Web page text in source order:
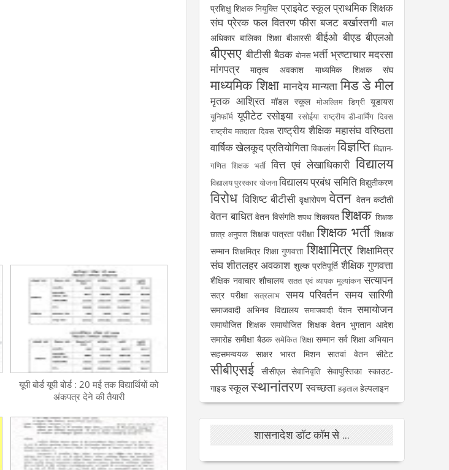
यूपी बोर्ड यूपी बोर्ड : 20 मई तक विद्यार्थियों को
अंकपत्र देने की तैयारी
प्रशिक्षु शिक्षक नियुक्ति प्राइवेट स्कूलप्राथमिक शिक्षक
संघ प्रेरक फल वितरण फीस बजट बर्खास्तगी बाल
अधिकार बालिका शिक्षा बीआरसी बीईओ बीएड बीएलओ
बीएसए बीटीसी बैठक बोनस भर्ती भ्रष्टाचार मदरसा
मांगपत्र
मातृत्व अवकाश माध्यमिक शिक्षक संघ
माध्यमिक शिक्षा मानदेय मान्यता मिड डे मील
मृतक आश्रित मॉडल स्कूल मोअल्लिम डिग्री यूडायस
यूनिफॉर्म यूपीटेट रसोइया रसोईया राष्ट्रीय डी-वार्मिंग दिवस
राष्ट्रीय मतदाता दिवस राष्ट्रीय शैक्षिक महासंघ वरिष्ठता
वार्षिक खेलकूद प्रतियोगिता विकलांग विज्ञप्ति विज्ञान-
गणित शिक्षक भर्ती वित्त एवं लेखाधिकारी विद्यालय
विद्यालय पुरस्कार योजनाविद्यालय प्रबंध समिति विद्युतीकरण
विरोध विशिष्ट बीटीसी वृक्षारोपण वेतन वेतन कटौती
वेतन बाधित वेतन विसंगति शपथ शिकायत शिक्षक शिक्षक
छात्र अनुपात शिक्षक पात्रता परीक्षा शिक्षक भर्ती शिक्षक
सम्मान शिक्षमित्र शिक्षा गुणवत्ता शिक्षामित्र शिक्षामित्र
संघ शीतलहर अवकाश शुल्क प्रतिपूर्ति शैक्षिक गुणवत्ता
शैक्षिक नवाचार शौचालय सतत एवं व्यापक मूल्यांकन सत्यापन
सत्र परीक्षा सत्रलाभ समय परिवर्तन समय सारिणी
समाजवादी अभिनव विद्यालय समाजवादी पेंशन समायोजन
समायोजित शिक्षक समायोजित शिक्षक वेतन भुगतान आदेश
समारोह समीक्षा बैठक समेकित शिक्षा सम्मान सर्व शिक्षा अभियान
सहसमन्वयक
साक्षर भारत मिशन सातवां वेतन सीटेट
सीबीएसई सीसीएल सेवानिवृति सेवापुस्तिका स्काउट-
गाइड स्कूलस्थानांतरण स्वच्छता हड़तालहेल्पलाइन
शासनादेश डॉट कॉम से ...